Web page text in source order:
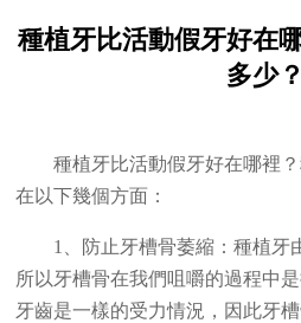
種植牙比活動假牙好在
多少？
種植牙比活動假牙好在哪裡
在以下幾個方面：
1、防止牙槽骨萎縮：種植牙
所以牙槽骨在我們咀嚼的過程中
牙齒是一樣的受力情況，因此牙